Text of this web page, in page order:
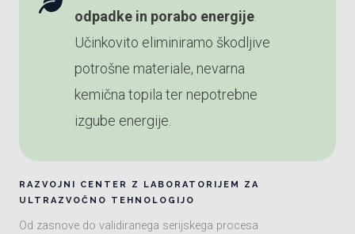
odpadke in porabo energije.
Učinkovito eliminiramo škodljive
potrošne materiale, nevarna
kemična topila ter nepotrebne
izgube energije.
RAZVOJNI CENTER Z LABORATORIJEM ZA
ULTRAZVOČNO TEHNOLOGIJO
Od zasnove do validiranega serijskega procesa